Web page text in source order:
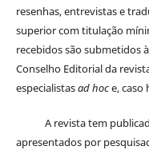
resenhas, entrevistas e
superior com titulação
recebidos são submetidos
Conselho Editorial da
especialistasad hoce, caso
A revista tem
apresentados por